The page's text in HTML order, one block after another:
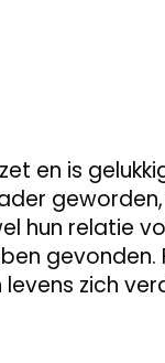
en is
hun relatie
gevonden.
zich